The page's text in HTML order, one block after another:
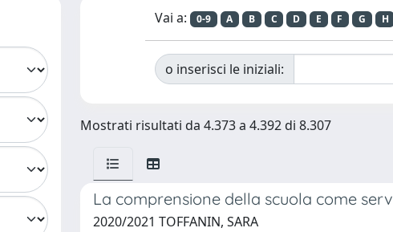
Vai a: 0-9 A B C D E F G H
o inserisci le iniziali:
Mostrati risultati da 4.373 a 4.392 di 8.307
La comprensione della scuola come
2020/2021 TOFFANIN, SARA